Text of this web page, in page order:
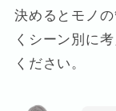
決めるとモノ
くシーン別に
ください。